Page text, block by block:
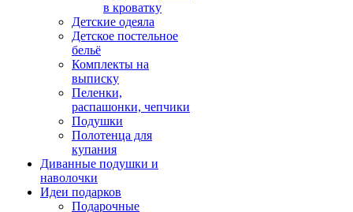
в кроватку
Детские одеяла
Детское постельное
бельё
Комплекты на
выписку
Пеленки,
распашонки, чепчики
Подушки
Полотенца для
купания
Диванные подушки и
наволочки
Идеи подарков
Подарочные